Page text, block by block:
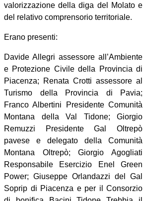
valorizzazione della diga del Molato e
del relativo comprensorio territoriale.
Erano presenti:
Davide Allegri assessore all’Ambiente
e Protezione Civile della Provincia di
Piacenza; Renata Crotti assessore al
Turismo della Provincia di Pavia;
Franco Albertini Presidente Comunità
Montana della Val Tidone; Giorgio
Remuzzi Presidente Gal Oltrepò
pavese e delegato della Comunità
Montana Oltrepò; Giorgio Agogliati
Responsabile Esercizio Enel Green
Power; Giuseppe Orlandazzi del Gal
Soprip di Piacenza e per il Consorzio